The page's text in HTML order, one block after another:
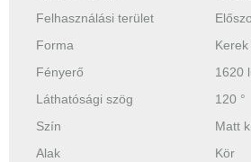
Felhasználási terület
Forma
Kerek
Fényerő
1620
Láthatósági szög
120 °
Szín
Matt
Alak
Kör